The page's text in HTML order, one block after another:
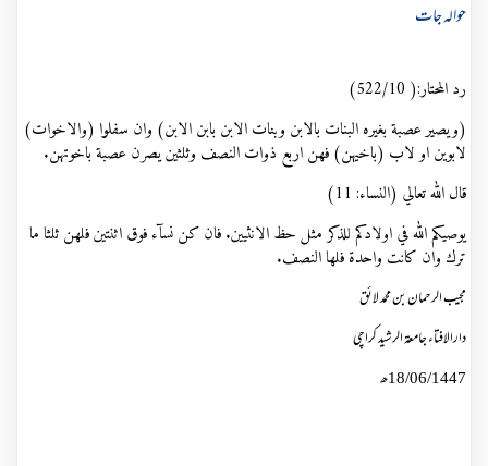
حوالہ جات
رد المحتار:( 522/10)
(ويصير عصبة بغيره البنات بالابن وبنات الابن بابن الابن) وان سفلوا (والاخوات)
لابوين او لاب (باخيهن) فهن اربع ذوات النصف وثلثين يصرن عصبة باخوتهن.
قال الله تعالي (النساء: (11
يوصيكم الله في اولادكم للذكر مثل حظ الانثيين.فان كن نسآء فوق اثنتين فلهن ثلثا ما
ترك وان كانت واحدة فلها النصف.
مجیب الرحمان بن محمد لائق
دارالافتاء جامعۃ الرشید کراچی
18/06/1447ھ